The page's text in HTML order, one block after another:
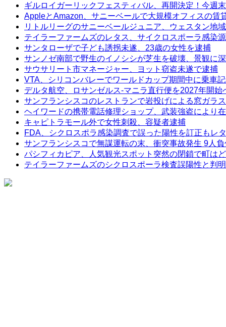
ギルロイガーリックフェスティバル、再開決定！今週
AppleとAmazon、サニーベールで大規模オフィスの賃
リトルリーグのサニーベールジュニア、ウェスタン地
テイラーファームズのレタス、サイクロスポーラ感染
サンタローザで子ども誘拐未遂、23歳の女性を逮捕
サンノゼ南部で野生のイノシシが芝生を破壊、景観に
サウサリート市マネージャー、ヨット窃盗未遂で逮捕
VTA、シリコンバレーでワールドカップ期間中に乗車
デルタ航空、ロサンゼルス-マニラ直行便を2027年開始
サンフランシスコのレストランで岩投げによる窓ガラ
ヘイワードの携帯電話修理ショップ、武装強盗により
キャピトラモール外で女性刺殺、容疑者逮捕
FDA、シクロスポラ感染調査で誤った陽性を訂正もレ
サンフランシスコで無謀運転の末、衝突事故発生 9人負
パシフィカピア、人気観光スポット突然の閉鎖で町は
テイラーファームズのシクロスポーラ検査誤陽性と判